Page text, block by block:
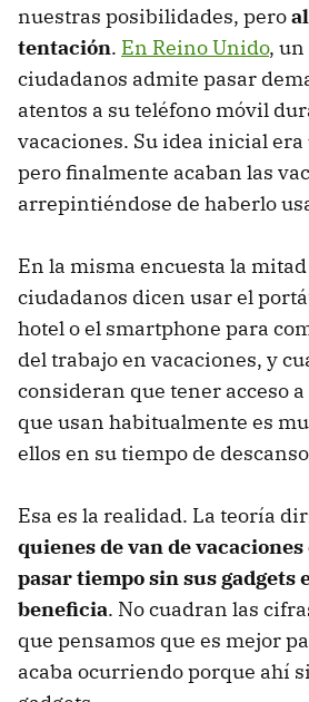
nuestras posibilidades, pero
tentación. En Reino Unido, un
ciudadanos admite pasar
atentos a su teléfono móvil
vacaciones. Su idea inicial
pero finalmente acaban las
arrepintiéndose de haberlo
En la misma encuesta la mitad
ciudadanos dicen usar el
hotel o el smartphone para
del trabajo en vacaciones, y
consideran que tener acceso
que usan habitualmente es
ellos en su tiempo de
Esa es la realidad. La teoría
quienes de van de
pasar tiempo sin sus gadgets
beneficia. No cuadran las
que pensamos que es mejor
acaba ocurriendo porque ahí